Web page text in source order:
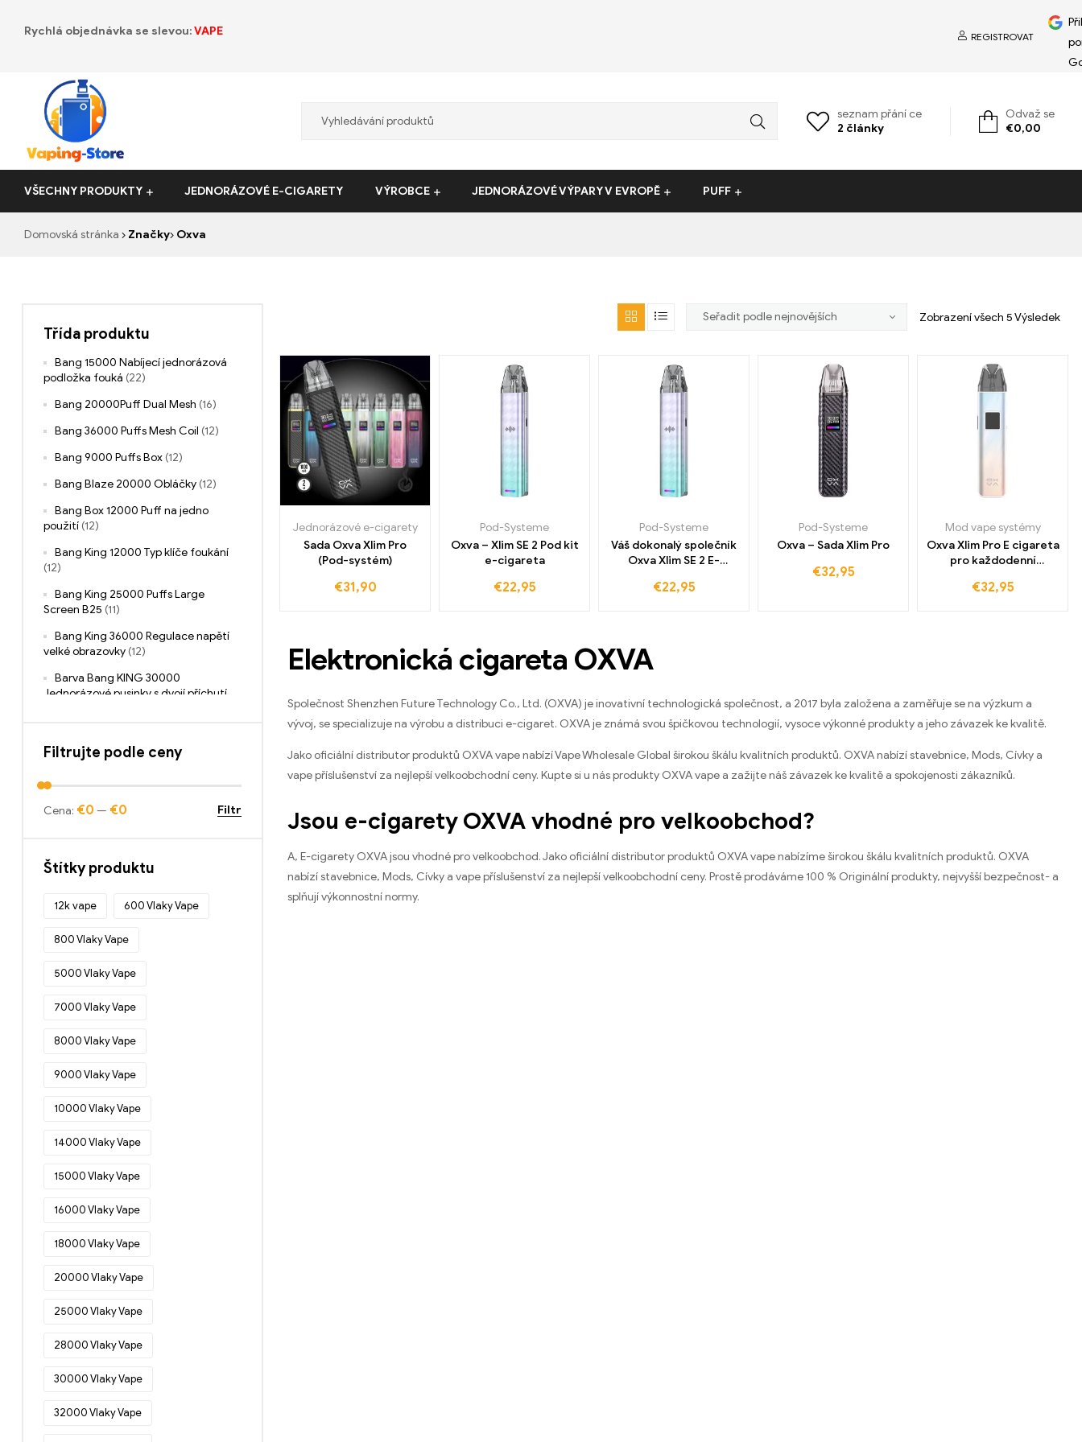
Rychlá objednávka se slevou:VAPE REGISTROVAT
Vaping-
Store.de
seznam přání ce
2 články
Odvaž se
€0,00
VŠECHNY PRODUKTY JEDNORÁZOVÉ E-CIGARETY VÝROBCE JEDNORÁZOVÉ VÝPARY V EVROPĚ PUFF
Domovská stránka Značky Oxva
Zobrazení všech 5 Výsledek
Jednorázové e-cigarety
Sada Oxva Xlim Pro
(Pod-systém)
€31,90
Pod-Systeme
Oxva – Xlim SE 2 Pod kit
e-cigareta
€22,95
Pod-Systeme
Váš dokonalý společník
Oxva Xlim SE 2 E-
€22,95
Pod-Systeme
Oxva – Sada Xlim Pro
€32,95
Mod vape systémy
Oxva Xlim Pro E cigareta
pro každodenní
€32,95
Elektronická cigareta OXVA
Společnost Shenzhen Future Technology Co., Ltd. (OXVA) je inovativní technologická společnost, a 2017 byla založena a zaměřuje se na výzkum a
vývoj, se specializuje na výrobu a distribuci e-cigaret. OXVA je známá svou špičkovou technologií, vysoce výkonné produkty a jeho závazek ke kvalitě.
Jako oficiální distributor produktů OXVA vape nabízí Vape Wholesale Global širokou škálu kvalitních produktů. OXVA nabízí stavebnice, Mods, Cívky a
vape příslušenství za nejlepší velkoobchodní ceny. Kupte si u nás produkty OXVA vape a zažijte náš závazek ke kvalitě a spokojenosti zákazníků.
Jsou e-cigarety OXVA vhodné pro velkoobchod?
A, E-cigarety OXVA jsou vhodné pro velkoobchod. Jako oficiální distributor produktů OXVA vape nabízíme širokou škálu kvalitních produktů. OXVA
nabízí stavebnice, Mods, Cívky a vape příslušenství za nejlepší velkoobchodní ceny. Prostě prodáváme 100 % Originální produkty, nejvyšší bezpečnost- a
splňují výkonnostní normy.
Třída produktu
Bang 15000 Nabíjecí jednorázová
podložka fouká (22)
Bang 20000Puff Dual Mesh (16)
Bang 36000 Puffs Mesh Coil (12)
Bang 9000 Puffs Box (12)
Bang Blaze 20000 Obláčky (12)
Bang Box 12000 Puff na jedno
použití (12)
Bang King 12000 Typ klíče foukání
(12)
Bang King 25000 Puffs Large
Screen B25 (11)
Bang King 36000 Regulace napětí
velké obrazovky (12)
Barva Bang KING 30000
Jednorázové pusinky s dvojí příchutí
Obláčky (11)
(20)
Inteligentní obrazovka Bang King
Bang Rocket 18000 Puff
Bang TN12000 Puffs(12)
Bang XXL NT15000 šluky
Crystal Bar 600
Jednorázové e-cigarety v Bulharsku
(54)
(77)
Jednorázové e-cigarety v Estonsku
Jednorázové e-cigarety ve Finsku
(52)
(49)
Jednorázové e-cigarety v Irsku
Chorvatsku(18)
Filtrujte podle ceny
Filtr
Cena: €0 — €0
Štítky produktu
12k vape 600 Vlaky Vape
800 Vlaky Vape
5000 Vlaky Vape
7000 Vlaky Vape
8000 Vlaky Vape
9000 Vlaky Vape
10000 Vlaky Vape
14000 Vlaky Vape
15000 Vlaky Vape
16000 Vlaky Vape
18000 Vlaky Vape
20000 Vlaky Vape
25000 Vlaky Vape
28000 Vlaky Vape
30000 Vlaky Vape
32000 Vlaky Vape